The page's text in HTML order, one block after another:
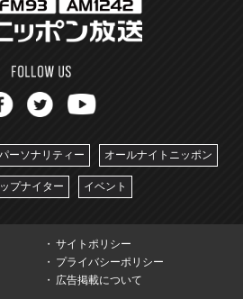
ーソナリティー オールナイトニッポン
プナイター イベント
サイトポリシー
プライバシーポリシー
広告掲載について